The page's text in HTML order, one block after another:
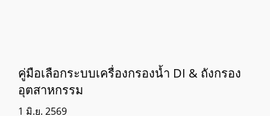
คู่มือเลือกระบบเครื่องกรองน้ำ DI & ถังกรอง
อุตสาหกรรม
1 มิ.ย. 2569